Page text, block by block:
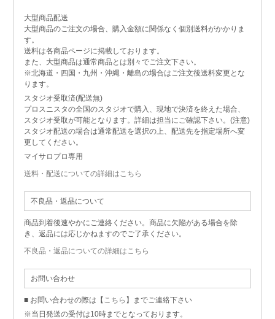
大型商品配送
大型商品のご注文の場合、購入金額に関係なく個別送料がかかりま
す。
送料は各商品ページに掲載しております。
また、大型商品は通常商品とは別々でご注文下さい。
※北海道・四国・九州・沖縄・離島の場合はご注文後送料変更とな
ります。
スタジオ受取済(配送無)
プロスニスタの全国のスタジオで購入、現地で決済を終えた場合、
スタジオ受取が可能となります。詳細は担当にご確認下さい。(注意)
スタジオ配送の場合は通常配送を選択の上、配送先を指定場所へ変
更してください。
マイサロプロ専用
送料・配送についての詳細はこちら
不良品・返品について
商品到着後速やかにご連絡ください。商品に欠陥がある場合を除
き、返品には応じかねますのでご了承ください。
不良品・返品についての詳細はこちら
お問い合わせ
■ お問い合わせの際は【 こちら 】までご連絡下さい
※当日発送の受付は10時までとなっております。